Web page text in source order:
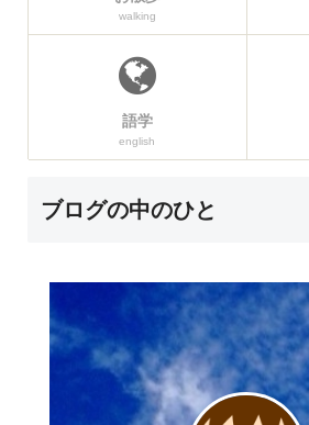
walking
語学
english
ブログの中のひと